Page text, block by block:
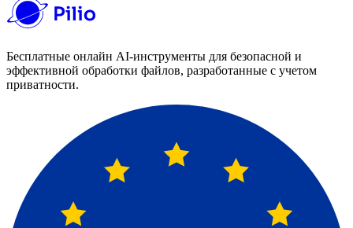
Бесплатные онлайн AI-инструменты для безопасной и
эффективной обработки файлов, разработанные с учетом
приватности.